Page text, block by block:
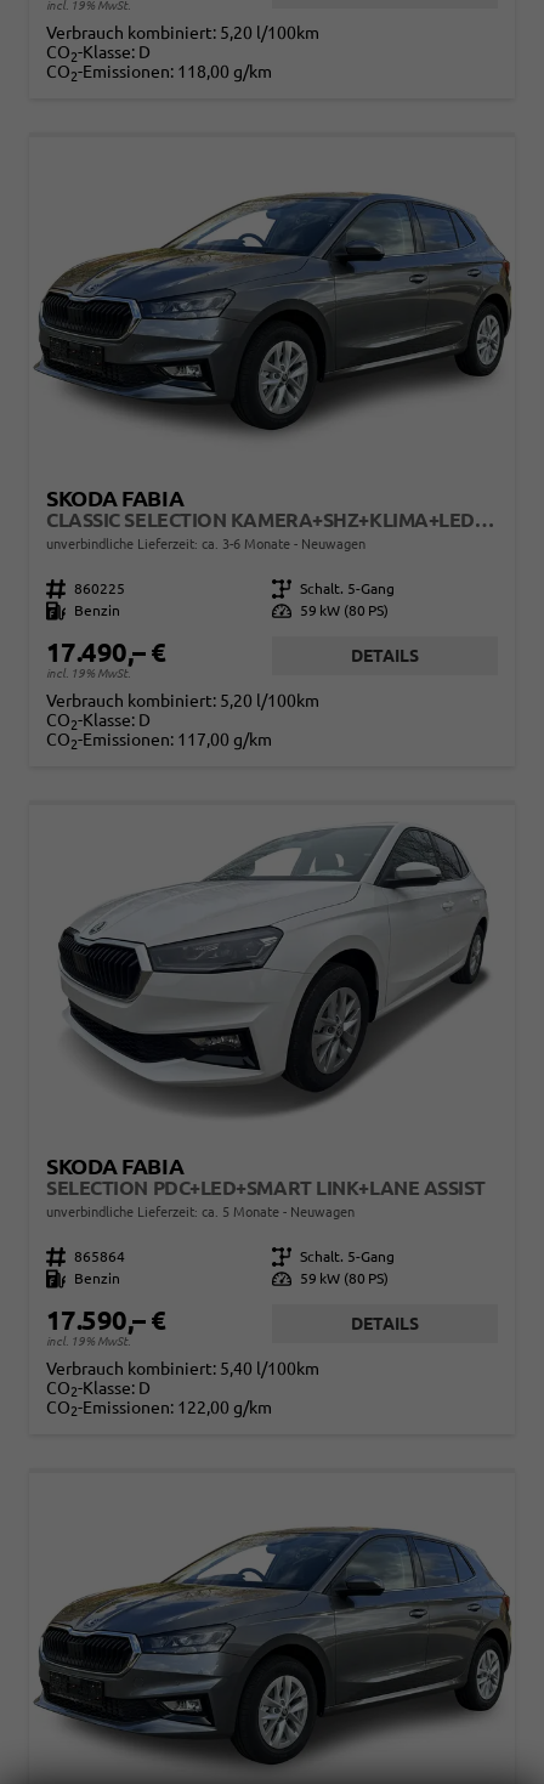
incl. 19% MwSt.
Verbrauch kombiniert: 5,20 l/100km
CO2-Klasse: D
CO2-Emissionen: 118,00 g/km
SKODA FABIA
CLASSIC SELECTION KAMERA+SHZ+KLIMA+LED+15" LM+SMARTLINK
unverbindliche Lieferzeit: ca. 3-6 Monate Neuwagen
Fahrzeugnr. 860225 Getriebe Schalt. 5-Gang
Kraftstoff
Benzin Leistung 59 kW (80 PS)
17.490,– €
incl. 19% MwSt.
DETAILS
Verbrauch kombiniert: 5,20 l/100km
CO2-Klasse: D
CO2-Emissionen: 117,00 g/km
SKODA FABIA
SELECTION PDC+LED+SMART LINK+LANE ASSIST
unverbindliche Lieferzeit: ca. 5 Monate Neuwagen
Fahrzeugnr. 865864 Getriebe Schalt. 5-Gang
Kraftstoff
Benzin Leistung 59 kW (80 PS)
17.590,– €
incl. 19% MwSt.
DETAILS
Verbrauch kombiniert: 5,40 l/100km
CO2-Klasse: D
CO2-Emissionen: 122,00 g/km